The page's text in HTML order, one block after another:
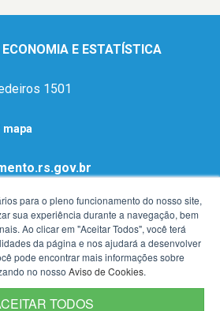
E ESTATÍSTICA
1501
mapa
para o pleno funcionamento do nosso site,
sua experiência durante a navegação, bem
Ao clicar em "Aceitar Todos", você terá
da página e nos ajudará a desenvolver
pode encontrar mais informações sobre
no nosso Aviso de Cookies.
TODOS